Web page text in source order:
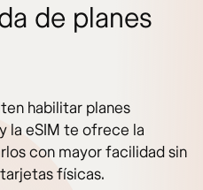
de planes
habilitar planes
la eSIM te ofrece la
con mayor facilidad sin
físicas.